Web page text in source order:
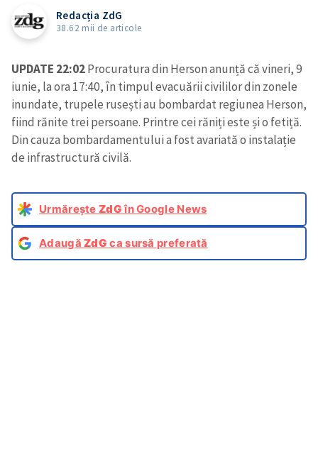
Redacția ZdG
38.62 mii de articole
UPDATE 22:02Procuratura din Herson anunță că vineri, 9
iunie, la ora 17:40, în timpul evacuării civililor din zonele
inundate, trupele rusești au bombardat regiunea Herson,
fiind rănite trei persoane. Printre cei răniți este și o fetiță.
Din cauza bombardamentului a fost avariată o instalație
de infrastructură civilă.
Urmărește ZdGîn Google News
AdaugăZdG ca sursă preferată